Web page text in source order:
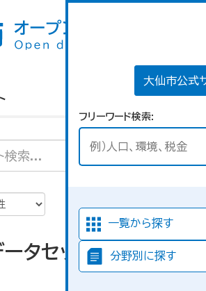
大仙市公式
フリーワード検索
一覧から探す
分野別に探す
タセットが見つか